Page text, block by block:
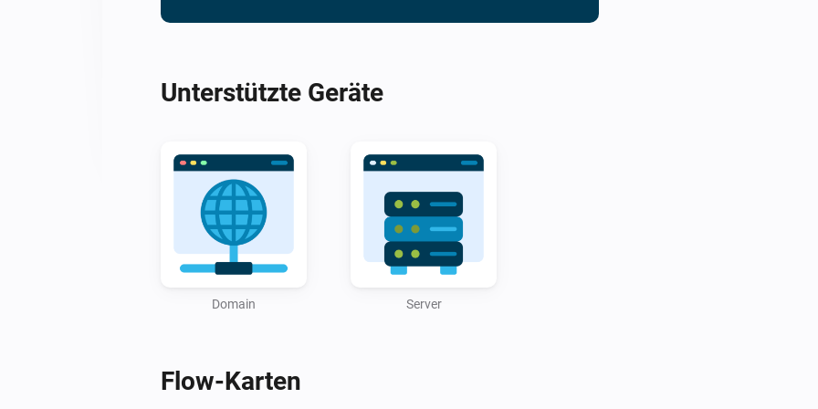
Unterstützte Geräte
Domain Server
Flow-Karten